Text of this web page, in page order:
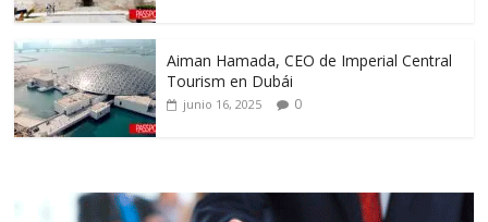
Aiman Hamada, CEO de Imperial Central
Tourism en Dubái
junio 16, 2025 0